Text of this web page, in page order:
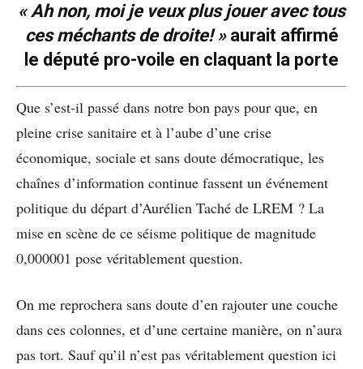
« Ah non, moi je veux plus jouer avec tous
ces méchants de droite! »aurait affirmé
le député pro-voile en claquant la porte
Que s’est-il passé dans notre bon pays pour que, en
pleine crise sanitaire et à l’aube d’une crise
économique, sociale et sans doute démocratique, les
chaînes d’information continue fassent un événement
politique du départ d’Aurélien Taché de LREM ? La
mise en scène de ce séisme politique de magnitude
0,000001 pose véritablement question.
On me reprochera sans doute d’en rajouter une couche
dans ces colonnes, et d’une certaine manière, on n’aura
pas tort. Sauf qu’il n’est pas véritablement question ici